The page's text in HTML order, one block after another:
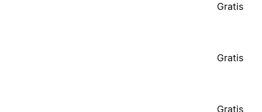
Gratis
Gratis
Gratis